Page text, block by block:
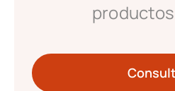
productos